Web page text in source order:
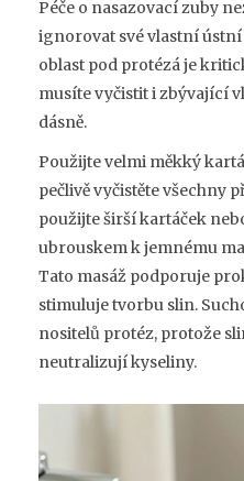
Péče o nasazovací zuby
ignorovat své vlastní
oblast pod protézá je
musíte vyčistit i zbývající
dásně.
Použijte velmi měkký
pečlivě vyčistěte všechny
použijte širší kartáček
ubrouskem k jemnému
Tato masáž podporuje
stimuluje tvorbu slin.
nositelů protéz, protože
neutralizují kyseliny.